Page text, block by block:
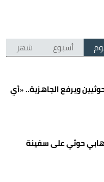
أسبوع شهر
ويرفع الجاهزية.. «أي
حوثي على سفينة